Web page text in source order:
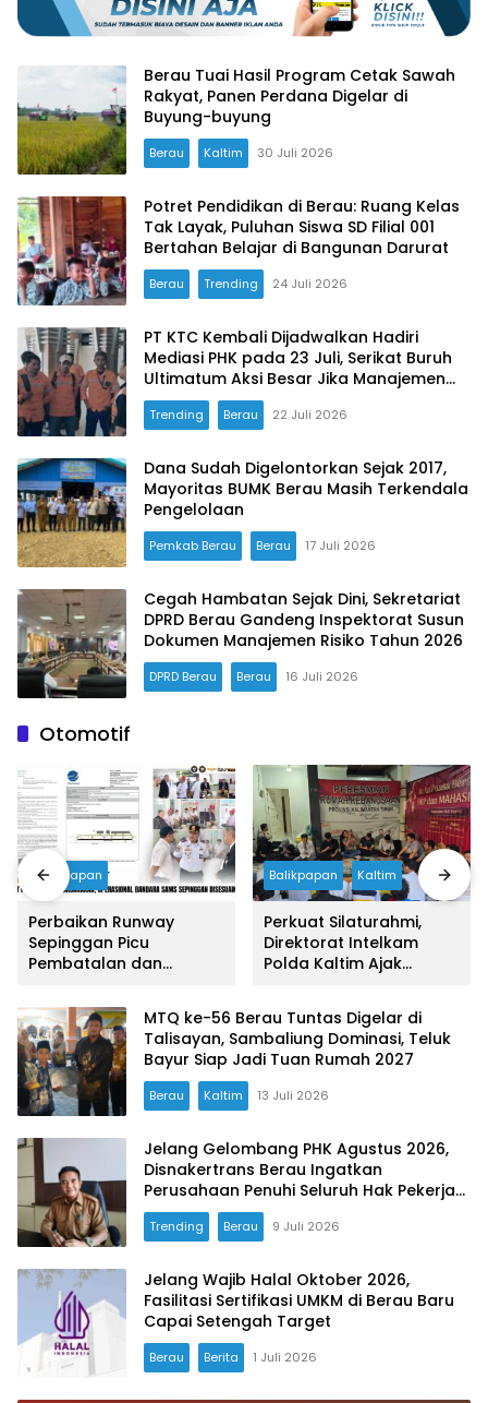
Berau Tuai Hasil Program Cetak Sawah
Rakyat, Panen Perdana Digelar di
Buyung-buyung
Berau Kaltim 30 Juli 2026
Potret Pendidikan di Berau: Ruang Kelas
Tak Layak, Puluhan Siswa SD Filial 001
Bertahan Belajar di Bangunan Darurat
Berau Trending 24 Juli 2026
PT KTC Kembali Dijadwalkan Hadiri
Mediasi PHK pada 23 Juli, Serikat Buruh
Ultimatum Aksi Besar Jika Manajemen
Mangkir Lagi
Trending Berau 22 Juli 2026
Dana Sudah Digelontorkan Sejak 2017,
Mayoritas BUMK Berau Masih Terkendala
Pengelolaan
Pemkab Berau Berau 17 Juli 2026
Cegah Hambatan Sejak Dini, Sekretariat
DPRD Berau Gandeng Inspektorat Susun
Dokumen Manajemen Risiko Tahun 2026
DPRD Berau Berau 16 Juli 2026
Otomotif
Balikpapan
Perbaikan Runway
Sepinggan Picu
Pembatalan dan
Penerbangan
Balikpapan Kaltim
Perkuat Silaturahmi,
Direktorat Intelkam
Polda Kaltim Ajak
MTQ ke-56 Berau Tuntas Digelar di
Talisayan, Sambaliung Dominasi, Teluk
Bayur Siap Jadi Tuan Rumah 2027
Berau Kaltim 13 Juli 2026
Jelang Gelombang PHK Agustus 2026,
Disnakertrans Berau Ingatkan
Perusahaan Penuhi Seluruh Hak Pekerja
Sebelum Hentikan Operasional
Trending Berau 9 Juli 2026
Jelang Wajib Halal Oktober 2026,
Fasilitasi Sertifikasi UMKM di Berau Baru
Capai Setengah Target
Berau Berita 1 Juli 2026